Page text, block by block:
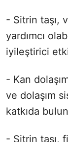
- Sitrin taşı,
yardımcı
iyileştirici
- Kan
ve dolaşım
katkıda
- Sitrin taşı,